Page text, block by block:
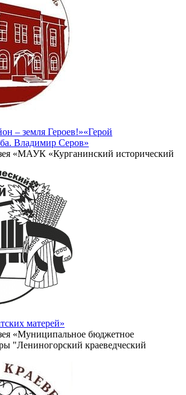
– земля Героев!»«Герой
Владимир Серов»
«МАУК «Курганинский исторический
матерей»
«Муниципальное бюджетное
"Лениногорский краеведческий